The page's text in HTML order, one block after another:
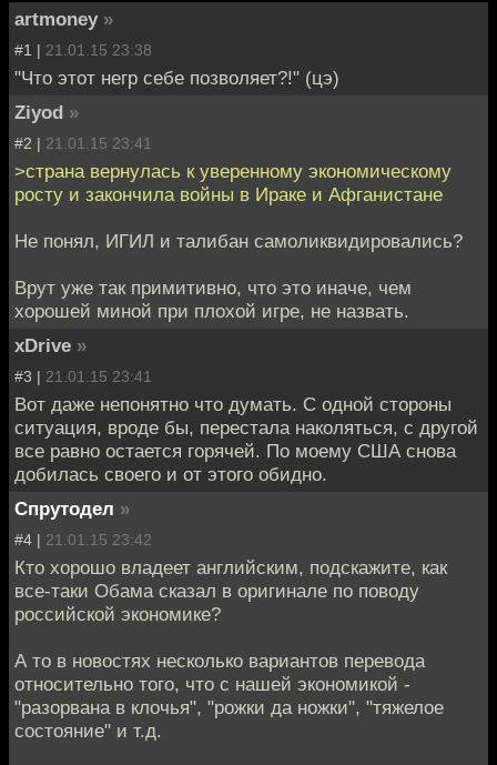
artmoney »
#1 | 21.01.15 23:38
"Что этот негр себе позволяет?!" (цэ)
Ziyod »
#2 | 21.01.15 23:41
>страна вернулась к уверенному экономическому
росту и закончила войны в Ираке и Афганистане
Не понял, ИГИЛ и талибан самоликвидировались?
Врут уже так примитивно, что это иначе, чем
хорошей миной при плохой игре, не назвать.
xDrive »
#3 | 21.01.15 23:41
Вот даже непонятно что думать. С одной стороны
ситуация, вроде бы, перестала наколяться, с другой
все равно остается горячей. По моему США снова
добилась своего и от этого обидно.
Спрутодел »
#4 | 21.01.15 23:42
Кто хорошо владеет английским, подскажите, как
все-таки Обама сказал в оригинале по поводу
российской экономике?
А то в новостях несколько вариантов перевода
относительно того, что с нашей экономикой -
"разорвана в клочья", "рожки да ножки", "тяжелое
состояние" и т.д.